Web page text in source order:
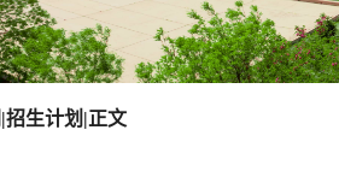
|招生计划 |正文